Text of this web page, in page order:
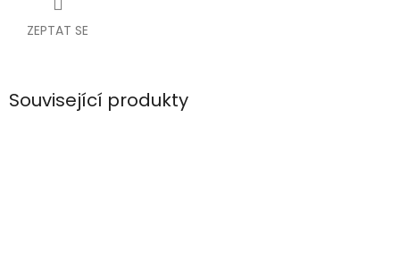
ZEPTAT SE
Související produkty